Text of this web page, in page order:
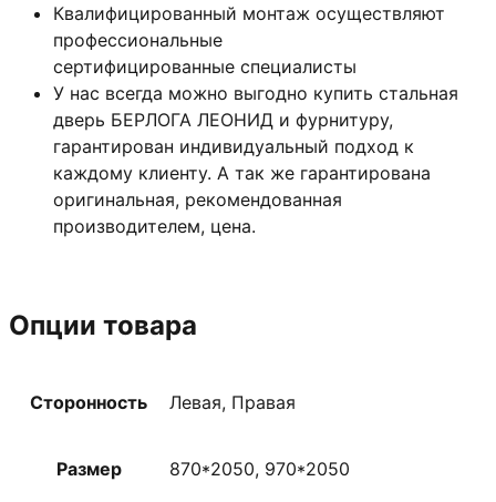
Квалифицированный монтаж осуществляют
профессиональные
сертифицированные специалисты
У нас всегда можно выгодно купить стальная
дверь БЕРЛОГА ЛЕОНИД и фурнитуру,
гарантирован индивидуальный подход к
каждому клиенту. А так же гарантирована
оригинальная, рекомендованная
производителем, цена.
Опции товара
Сторонность Левая, Правая
Размер 870*2050, 970*2050